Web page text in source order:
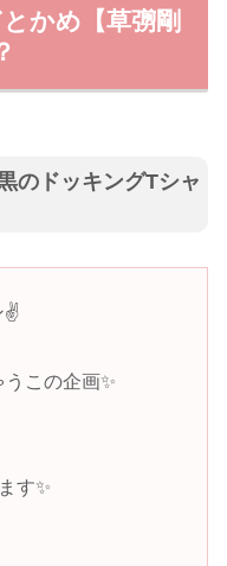
かめ【草彅剛
のドッキングTシャ
✌️
この企画✨
す✨